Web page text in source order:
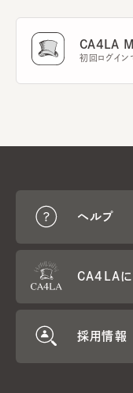
CA4LA
初回ログイン
ヘルプ
CA4LA
採用情報